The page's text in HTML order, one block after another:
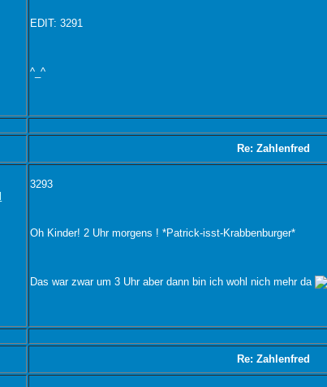
EDIT: 3291
^_^
Re: Zahlenfred
3293
Oh Kinder! 2 Uhr morgens ! *Patrick-isst-Krabbenburger*
Das war zwar um 3 Uhr aber dann bin ich wohl nich mehr da
Re: Zahlenfred